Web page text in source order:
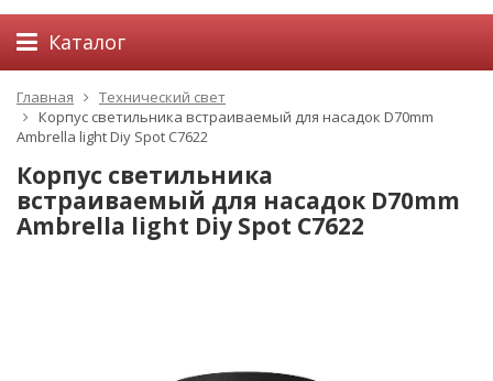
Каталог
Главная
Технический свет
Корпус светильника встраиваемый для насадок D70mm
Ambrella light Diy Spot C7622
Корпус светильника
встраиваемый для насадок D70mm
Ambrella light Diy Spot C7622